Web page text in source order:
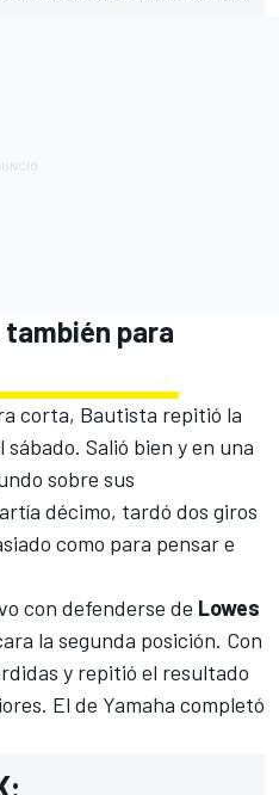
también para
corta, Bautista repitió la
sábado. Salió bien y en una
sobre sus
décimo, tardó dos giros
como para pensar e
con defenderse de Lowes
la segunda posición. Con
y repitió el resultado
El de Yamaha completó